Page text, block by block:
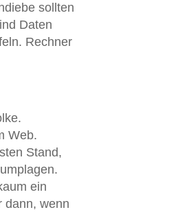
sollten
Daten
Rechner
Web.
Stand,
ein
dann, wenn